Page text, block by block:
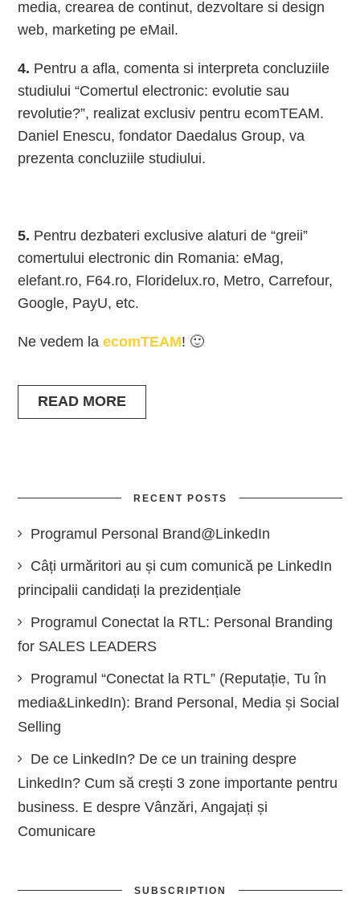
media, crearea de continut, dezvoltare si design
web, marketing pe eMail.
4. Pentru a afla, comenta si interpreta concluziile
studiului “Comertul electronic: evolutie sau
revolutie?”, realizat exclusiv pentru ecomTEAM.
Daniel Enescu, fondator Daedalus Group, va
prezenta concluziile studiului.
5. Pentru dezbateri exclusive alaturi de “greii”
comertului electronic din Romania: eMag,
elefant.ro, F64.ro, Floridelux.ro, Metro, Carrefour,
Google, PayU, etc.
Ne vedem laecomTEAM! 🙂
READ MORE
RECENT POSTS
Programul Personal Brand@LinkedIn
Câți urmăritori au și cum comunică pe LinkedIn
principalii candidați la prezidențiale
Programul Conectat la RTL: Personal Branding
for SALES LEADERS
Programul “Conectat la RTL” (Reputație, Tu în
media&LinkedIn): Brand Personal, Media și Social
Selling
De ce LinkedIn? De ce un training despre
LinkedIn? Cum să crești 3 zone importante pentru
business. E despre Vânzări, Angajați și
Comunicare
SUBSCRIPTION